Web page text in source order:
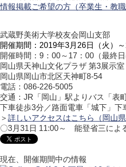
情報掲載ご希望の方（卒業生・教
武蔵野美術大学校友会岡山支部
開催期間：2019年3月26日（火）
開催時間：9：00～17：00（最終日
岡山県天神山文化プラザ 第3展示室
岡山県岡山市北区天神町8-54
電話：086-226-5005
交通：JR「岡山」駅よりバス「表
下車徒歩3分／路面電車「城下」下
＞ 詳しいアクセスはこちら（岡山県
〇3月31日 11:00～ 能登省三によ
現在、開催期間中の情報